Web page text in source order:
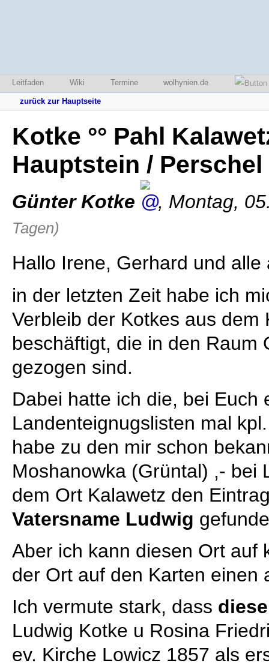
Leitfaden Wiki Termine wolhynien.de
zurück zur Hauptseite
Kotke °° Pahl
Hauptstein / Perschel
Günter Kotke , Montag,
Tagen)
Hallo Irene, Gerhard und
in der letzten Zeit habe ich
Verbleib der Kotkes aus dem
beschäftigt, die in den Raum
gezogen sind.
Dabei hatte ich die, bei Euch
Landenteignugslisten mal
habe zu den mir schon
Moshanowka (Grüntal) ,- bei
dem Ort Kalawetz den
Vatersname Ludwig
Aber ich kann diesen Ort auf
der Ort auf den Karten einen
Ich vermute stark, dass
Ludwig Kotke u Rosina
ev. Kirche Lowicz 1857 als